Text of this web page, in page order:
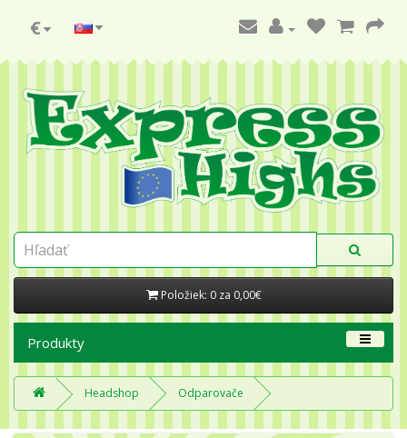
€
Položiek: 0 za 0,00€
Produkty
Headshop Odparovače